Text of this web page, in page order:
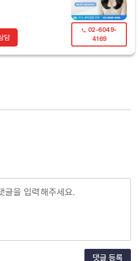
담
02-6049-
4169
댓글 등록